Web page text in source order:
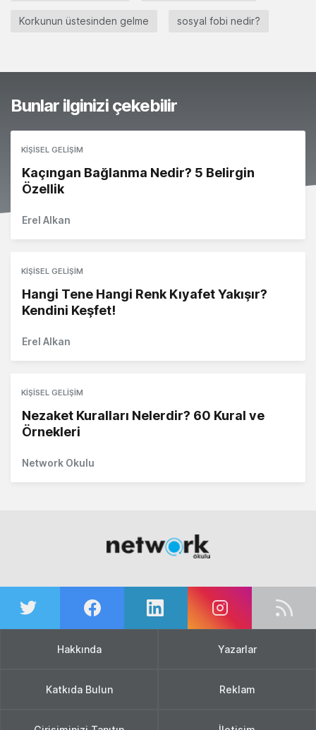
Korkunun üstesinden gelme sosyal fobi nedir?
Bunlar ilginizi çekebilir
KIŞISEL GELIŞIM
Kaçıngan Bağlanma Nedir? 5 Belirgin
Özellik
Erel Alkan
KIŞISEL GELIŞIM
Hangi Tene Hangi Renk Kıyafet Yakışır?
Kendini Keşfet!
Erel Alkan
KIŞISEL GELIŞIM
Nezaket Kuralları Nelerdir? 60 Kural ve
Örnekleri
Network Okulu
Hakkında Yazarlar
Katkıda Bulun Reklam